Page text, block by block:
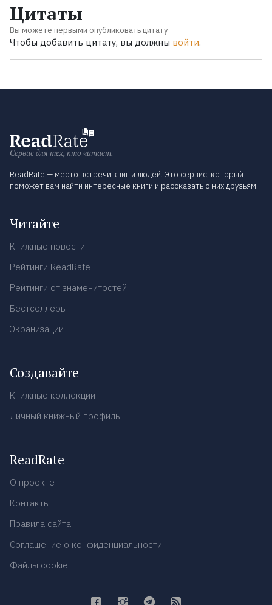
Цитаты
Вы можете первыми опубликовать цитату
Чтобы добавить цитату, вы должны войти.
Сервис для тех, кто читает.
ReadRate — место встречи книг и людей. Это сервис, который
поможет вам найти интересные книги и рассказать о них друзьям.
Читайте
Книжные новости
Рейтинги ReadRate
Рейтинги от знаменитостей
Бестселлеры
Экранизации
Создавайте
Книжные коллекции
Личный книжный профиль
ReadRate
О проекте
Контакты
Правила сайта
Соглашение о конфиденциальности
Файлы cookie